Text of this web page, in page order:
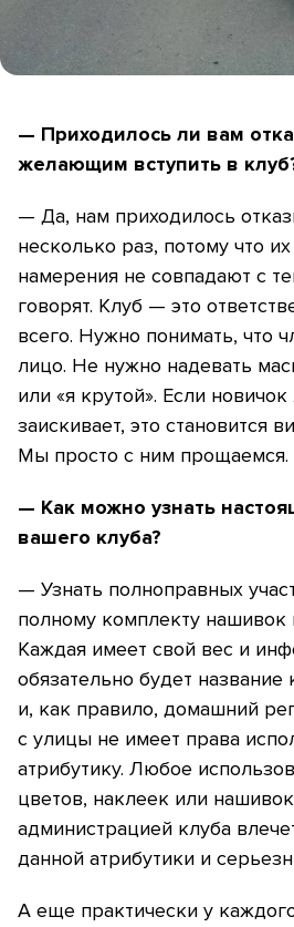
— Приходилось ли вам
желающим вступить в
— Да, нам приходилось
несколько раз, потому что
намерения не совпадают с
говорят. Клуб — это
всего. Нужно понимать, что
лицо. Не нужно надевать
или «я крутой». Если
заискивает, это становится
Мы просто с ним прощаемся.
— Как можно узнать
вашего клуба?
— Узнать полноправных
полному комплекту нашивок
Каждая имеет свой вес и
обязательно будет название
и, как правило, домашний
с улицы не имеет права
атрибутику. Любое
цветов, наклеек или
администрацией клуба
данной атрибутики и
А еще практически у